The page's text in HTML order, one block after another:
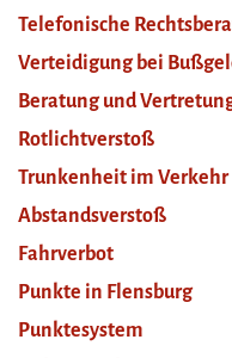
Telefonische
Verteidigung bei
Beratung und
Rotlichtverstoß
Trunkenheit im Verkehr
Abstandsverstoß
Fahrverbot
Punkte in Flensburg
Punktesystem